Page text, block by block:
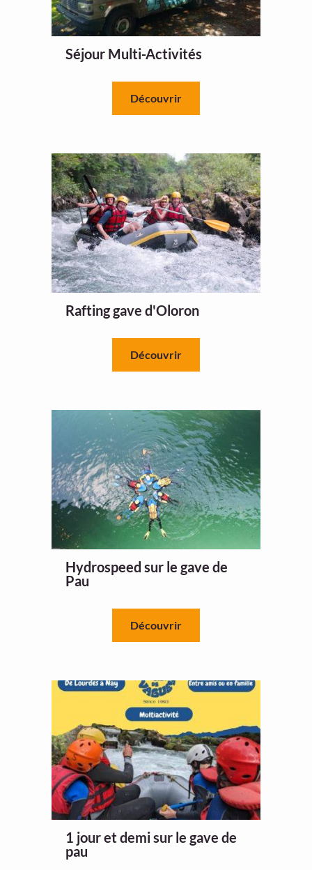
Séjour Multi-Activités
Découvrir
Rafting gave d'Oloron
Découvrir
Hydrospeed sur le gave de
Pau
Découvrir
1 jour et demi sur le gave de
pau